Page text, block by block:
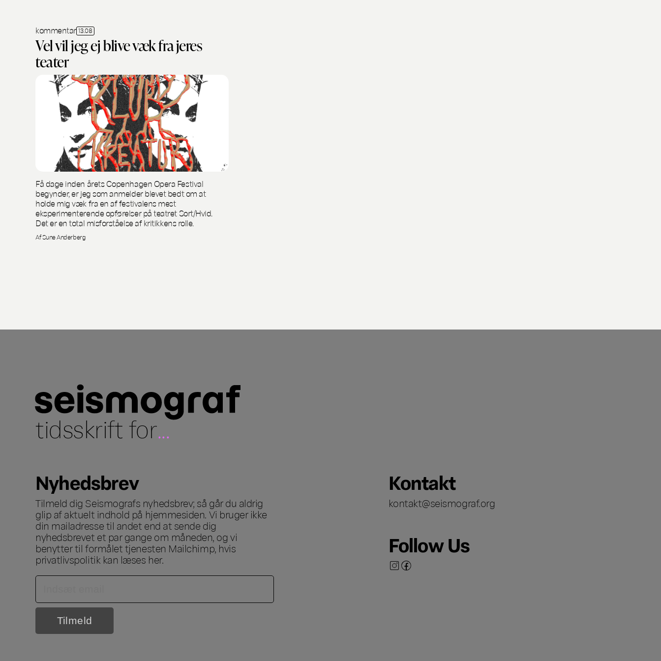
kommentar 13.08
Vel vil jeg ej blive væk fra jeres
teater
Få dage inden årets Copenhagen Opera Festival
begynder, er jeg som anmelder blevet bedt om at
holde mig væk fra en af festivalens mest
eksperimenterende opførelser på teatret Sort/Hvid.
Det er en total misforståelse af kritikkens rolle.
Af Sune Anderberg
tidsskrift for...
Nyhedsbrev
Tilmeld dig Seismografs nyhedsbrev; så går du aldrig
glip af aktuelt indhold på hjemmesiden. Vi bruger ikke
din mailadresse til andet end at sende dig
nyhedsbrevet et par gange om måneden, og vi
benytter til formålet tjenesten Mailchimp, hvis
privatlivspolitik kan læses her.
Kontakt
kontakt@seismograf.org
Follow Us